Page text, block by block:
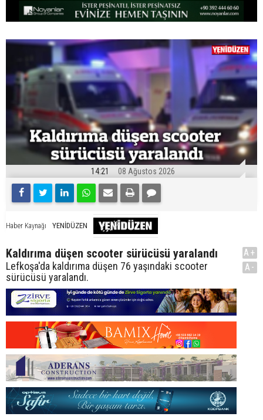
14:21 08 Ağustos 2026
Haber Kaynağı YENİDÜZEN
Kaldırıma düşen scooter sürücüsü yaralandı
Lefkoşa'da kaldırıma düşen 76 yaşındaki scooter
sürücüsü yaralandı.
A+
A-